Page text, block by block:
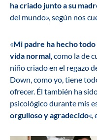
ha criado junto a su
del mundo», según nos
«Mi padre ha hecho
vida normal, como la de
niño criado en el regazo
Down, como yo, tiene
ofrecer. Él también ha
psicológico durante mis
orgulloso y agradecido«,